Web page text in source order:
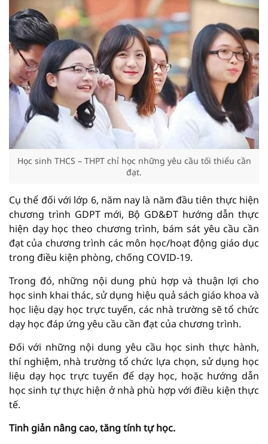
Học sinh THCS – THPT chỉ học những yêu cầu tối thiểu cần
đạt.
Cụ thể đối với lớp 6, năm nay là năm đầu tiên thực hiện
chương trình GDPT mới, Bộ GD&ĐT hướng dẫn thực
hiện dạy học theo chương trình, bám sát yêu cầu cần
đạt của chương trình các môn học/hoạt động giáo dục
trong điều kiện phòng, chống COVID-19.
Trong đó, những nội dung phù hợp và thuận lợi cho
học sinh khai thác, sử dụng hiệu quả sách giáo khoa và
học liệu dạy học trực tuyến, các nhà trường sẽ tổ chức
dạy học đáp ứng yêu cầu cần đạt của chương trình.
Đối với những nội dung yêu cầu học sinh thực hành,
thí nghiệm, nhà trường tổ chức lựa chọn, sử dụng học
liệu dạy học trực tuyến để dạy học, hoặc hướng dẫn
học sinh tự thực hiện ở nhà phù hợp với điều kiện thực
tế.
Tinh giản nâng cao, tăng tính tự học.